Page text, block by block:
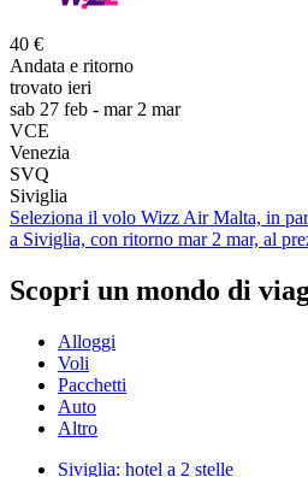
40 €
Andata e ritorno
trovato ieri
sab 27 feb - mar 2 mar
VCE
Venezia
SVQ
Siviglia
Seleziona il volo Wizz Air Malta, in
a Siviglia, con ritorno mar 2 mar, al
Scopri un mondo di
Alloggi
Voli
Pacchetti
Auto
Altro
Siviglia: hotel a 2 stelle